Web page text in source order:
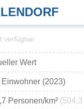
verfügbar
Wert
Einwohner (2023)
Personen/km²